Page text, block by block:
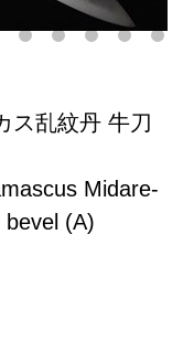
乱紋丹 牛刀
Midare-
bevel (A)